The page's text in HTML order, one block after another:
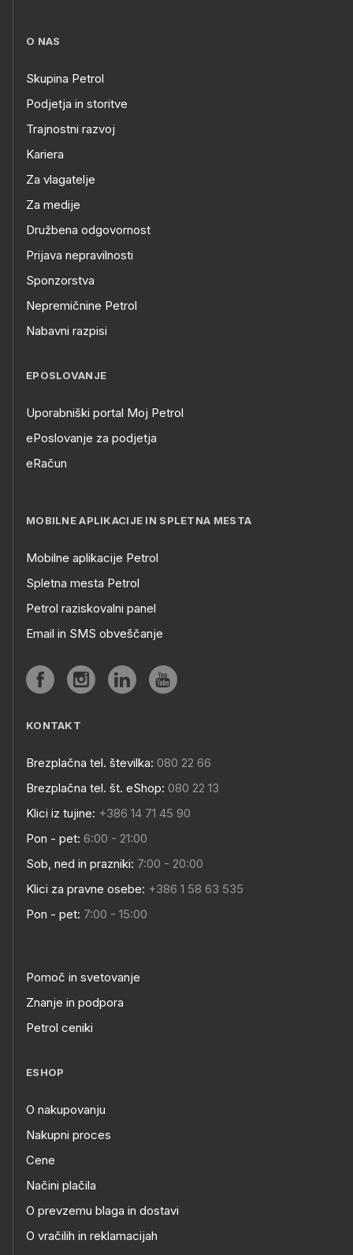
O NAS
Skupina Petrol
Podjetja in storitve
Trajnostni razvoj
Kariera
Za vlagatelje
Za medije
Družbena odgovornost
Prijava nepravilnosti
Sponzorstva
Nepremičnine Petrol
Nabavni razpisi
EPOSLOVANJE
Uporabniški portal Moj Petrol
ePoslovanje za podjetja
eRačun
MOBILNE APLIKACIJE IN SPLETNA MESTA
Mobilne aplikacije Petrol
Spletna mesta Petrol
Petrol raziskovalni panel
Email in SMS obveščanje
KONTAKT
Brezplačna tel. številka: 080 22 66
Brezplačna tel. št. eShop: 080 22 13
Klici iz tujine: +386 14 71 45 90
Pon - pet: 6:00 - 21:00
Sob, ned in prazniki: 7:00 - 20:00
Klici za pravne osebe: +386 1 58 63 535
Pon - pet: 7:00 - 15:00
Pomoč in svetovanje
Znanje in podpora
Petrol ceniki
ESHOP
O nakupovanju
Nakupni proces
Cene
Načini plačila
O prevzemu blaga in dostavi
O vračilih in reklamacijah